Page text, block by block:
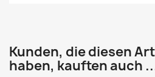
Kunden, die diesen
haben, kauften auch